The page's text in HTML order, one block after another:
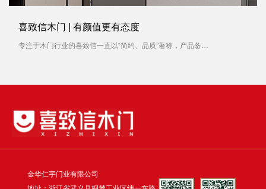
喜致信木门 | 有颜值更有态度
专注于木门行业的喜致信一直以“简约、品质”著称，产品备受消费者青睐。对待每一扇木门产品，喜致信木门容不得有一丝马虎，就像对待一件艺术品，从选材到制作，每一个过程都被严格要求。
金华仁宇门业有限公司